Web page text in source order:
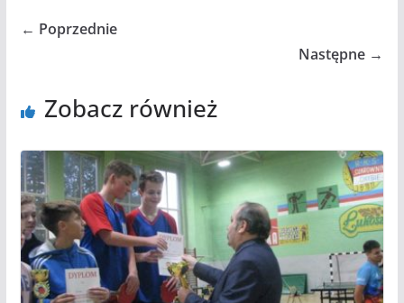
← Poprzednie
Następne →
Zobacz również